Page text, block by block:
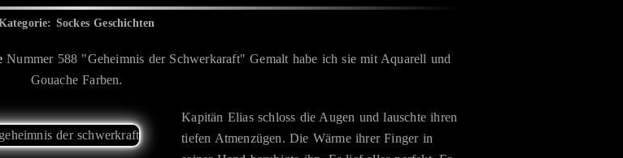
Sockes Geschichten
Nummer 588 "Geheimnis der Schwerkaraft" Gemalt habe ich sie mit Aquarell und
Gouache Farben.
Kapitän Elias schloss die Augen und lauschte ihren
tiefen Atmenzügen. Die Wärme ihrer Finger in